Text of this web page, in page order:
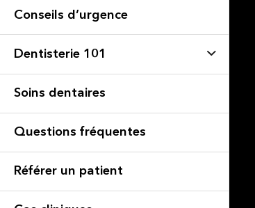
Conseils d’urgence
Dentisterie 101
Soins dentaires
Questions fréquentes
Référer un patient